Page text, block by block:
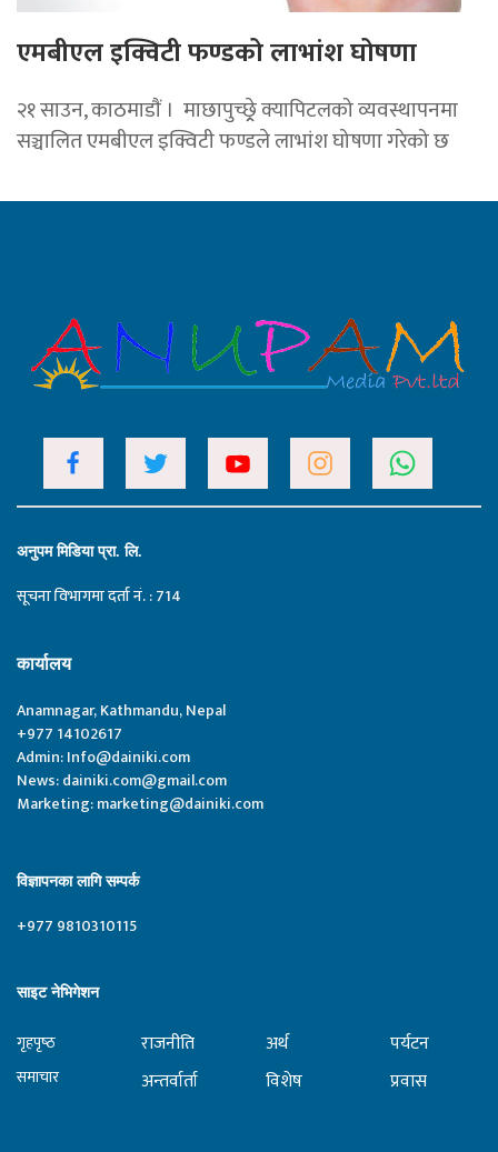
एमबीएल इक्विटी फण्डको लाभांश घोषणा
२१ साउन, काठमाडाैं । माछापुच्छ्र्रे क्यापिटलको व्यवस्थापनमा
सञ्चालित एमबीएल इक्विटी फण्डले लाभांश घोषणा गरेको छ
अनुपम मिडिया प्रा. लि.
सूचना विभागमा दर्ता नं. : 714
कार्यालय
Anamnagar, Kathmandu, Nepal
+977 14102617
Admin:Info@dainiki.com
News:dainiki.com@gmail.com
Marketing:marketing@dainiki.com
विज्ञापनका लागि सम्पर्क
+977 9810310115
साइट नेभिगेशन
गृहपृष्‍ठ
समाचार
राजनीति
अन्तर्वार्ता
अर्थ
विशेष
पर्यटन
प्रवास